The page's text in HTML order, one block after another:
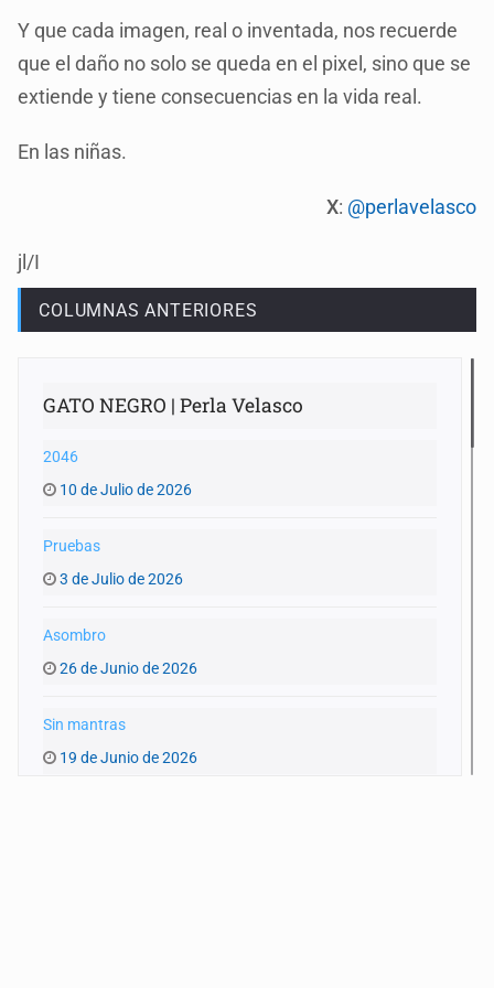
Y que cada imagen, real o inventada, nos recuerde
que el daño no solo se queda en el pixel, sino que se
extiende y tiene consecuencias en la vida real.
En las niñas.
X: @perlavelasco
jl/I
COLUMNAS ANTERIORES
GATO NEGRO | Perla Velasco
2046
10 de Julio de 2026
Pruebas
3 de Julio de 2026
Asombro
26 de Junio de 2026
Sin mantras
19 de Junio de 2026